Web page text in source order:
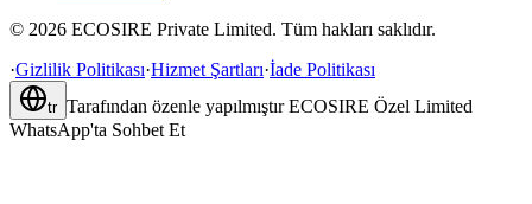
© 2026 ECOSIRE Private Limited. Tüm hakları saklıdır.
·Gizlilik Politikası·Hizmet Şartları·İade Politikası
tr Tarafından özenle yapılmıştır ECOSIRE Özel Limited
WhatsApp'ta Sohbet Et